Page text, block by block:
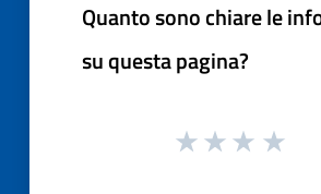
Quanto sono chiare le
su questa pagina?